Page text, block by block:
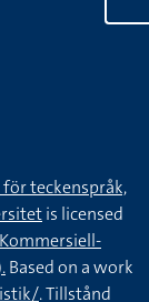
teckenspråk,
is licensed
Based on a work
. Tillstånd